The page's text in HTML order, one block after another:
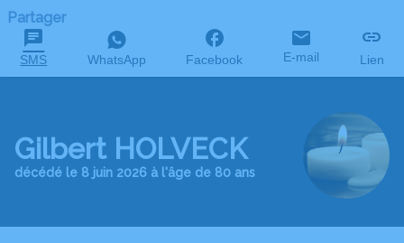
Partager
SMS WhatsApp Facebook E-mail Lien
Gilbert HOLVECK
décédé le 8 juin 2026 à l'âge de 80 ans